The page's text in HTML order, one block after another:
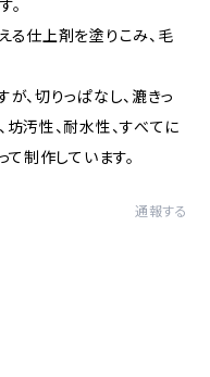
。
る仕上剤を塗りこみ、毛
、切りっぱなし、漉きっ
汚性、耐水性、すべてに
て制作しています。
通報する